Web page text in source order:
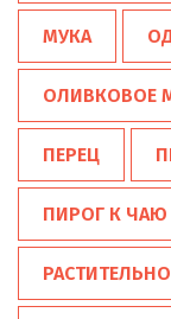
МУКА
ОЛИВКОВОЕ
ПЕРЕЦ
ПИРОГ К ЧАЮ